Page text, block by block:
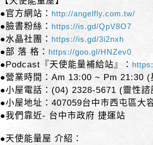
●官方網站： http://angelfly.com.tw/
●臉書粉絲： https://is.gd/QpV8O7
●水晶社團： https://is.gd/3i2nxh
●部 落 格： https://goo.gl/HNZev0
●Podcast『天使能量補給站』：
●營業時間：Am 13:00 ~ Pm 21:30 (
●小屋電話：(04) 2328-5671 (靈性
●小屋地址：407059台中市西屯區大
●我們靠近- 台中市政府 捷運站
●天使能量屋 介紹：